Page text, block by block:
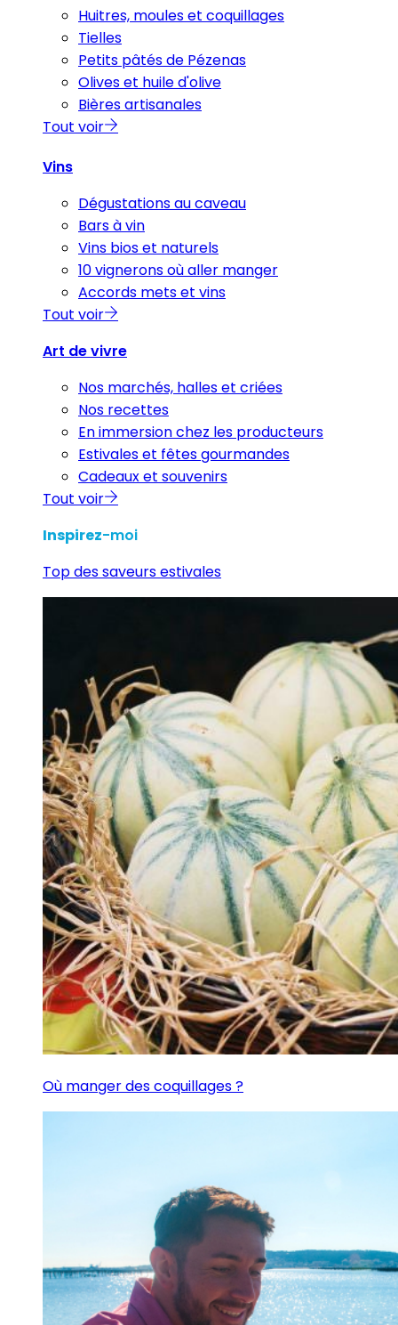
Huitres, moules et coquillages
Tielles
Petits pâtés de Pézenas
Olives et huile d'olive
Bières artisanales
Tout voir
Vins
Dégustations au caveau
Bars à vin
Vins bios et naturels
10 vignerons où aller manger
Accords mets et vins
Tout voir
Art de vivre
Nos marchés, halles et criées
Nos recettes
En immersion chez les producteurs
Estivales et fêtes gourmandes
Cadeaux et souvenirs
Tout voir
Inspirez-moi
Top des saveurs estivales
Où manger des coquillages ?